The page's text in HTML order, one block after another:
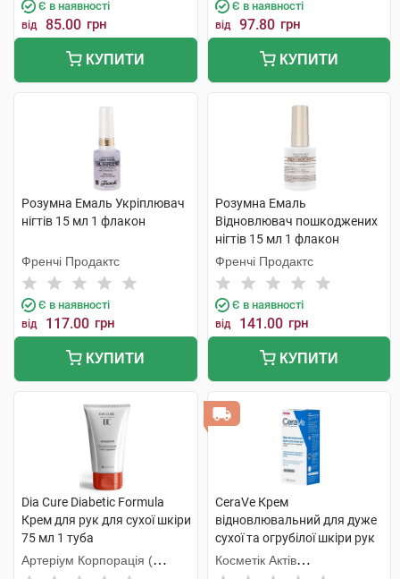
Є в наявності
від 85.00 грн
КУПИТИ
Є в наявності
від 97.80 грн
КУПИТИ
Розумна Емаль Укріплювач
нігтів 15 мл 1 флакон
Френчі Продактс
Є в наявності
від 117.00 грн
КУПИТИ
Розумна Емаль
Відновлювач пошкоджених
нігтів 15 мл 1 флакон
Френчі Продактс
Є в наявності
від 141.00 грн
КУПИТИ
Dia Cure Diabetic Formula
Крем для рук для сухої шкіри
75 мл 1 туба
Артеріум Корпорація (
CeraVe Крем
відновлювальний для дуже
сухої та огрубілої шкіри рук
50 мл 1 туба
Косметік Актів